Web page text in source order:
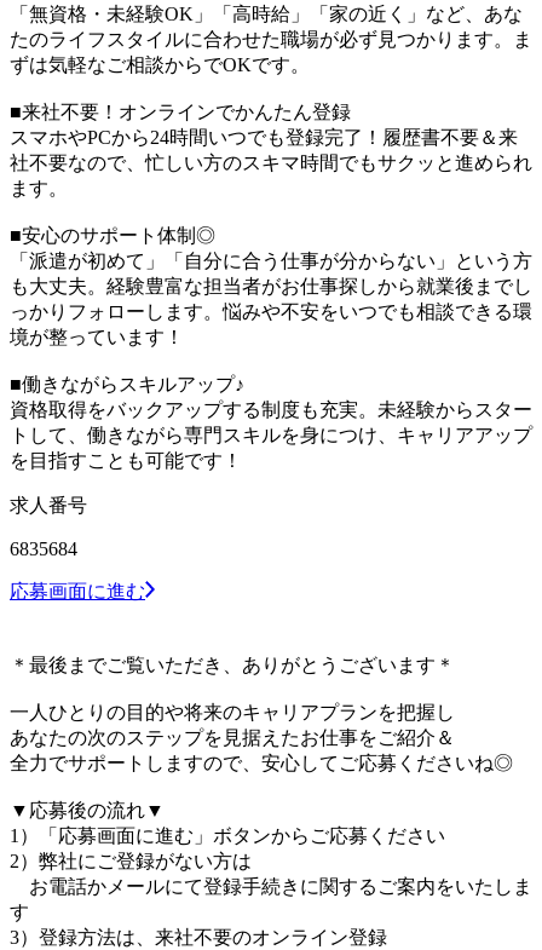
「無資格・未経験OK」「高時給」「家の近く」など、あな
たのライフスタイルに合わせた職場が必ず見つかります。ま
ずは気軽なご相談からでOKです。
■来社不要！オンラインでかんたん登録
スマホやPCから24時間いつでも登録完了！履歴書不要＆来
社不要なので、忙しい方のスキマ時間でもサクッと進められ
ます。
■安心のサポート体制◎
「派遣が初めて」「自分に合う仕事が分からない」という方
も大丈夫。経験豊富な担当者がお仕事探しから就業後までし
っかりフォローします。悩みや不安をいつでも相談できる環
境が整っています！
■働きながらスキルアップ♪
資格取得をバックアップする制度も充実。未経験からスター
トして、働きながら専門スキルを身につけ、キャリアアップ
を目指すことも可能です！
求人番号
6835684
応募画面に進む
＊最後までご覧いただき、ありがとうございます＊
一人ひとりの目的や将来のキャリアプランを把握し
あなたの次のステップを見据えたお仕事をご紹介＆
全力でサポートしますので、安心してご応募くださいね◎
▼応募後の流れ▼
1）「応募画面に進む」ボタンからご応募ください
2）弊社にご登録がない方は
お電話かメールにて登録手続きに関するご案内をいたしま
す
3）登録方法は、来社不要のオンライン登録